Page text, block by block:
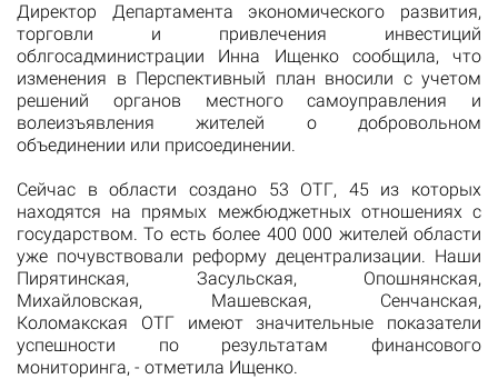
Директор Департамента экономического развития,
торговли и привлечения инвестиций
облгосадминистрации Инна Ищенко сообщила, что
изменения в Перспективный план вносили с учетом
решений органов местного самоуправления и
волеизъявления жителей о добровольном
объединении или присоединении.
Сейчас в области создано 53 ОТГ, 45 из которых
находятся на прямых межбюджетных отношениях с
государством. То есть более 400 000 жителей области
уже почувствовали реформу децентрализации. Наши
Пирятинская, Засульская, Опошнянская,
Михайловская, Машевская, Сенчанская,
Коломакская ОТГ имеют значительные показатели
успешности по результатам финансового
мониторинга, - отметила Ищенко.